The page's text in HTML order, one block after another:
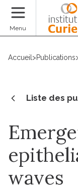
Menu
Accueil >Publications
Liste des
waves